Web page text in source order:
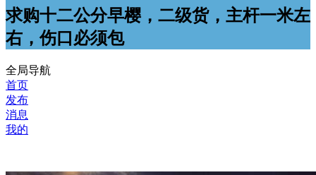
求购十二公分早樱，二级货，主杆一米左
右，伤口必须包
全局导航
首页
发布
消息
我的